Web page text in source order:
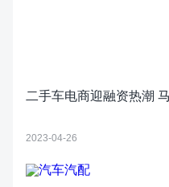
二手车电商迎融资热潮
2023-04-26